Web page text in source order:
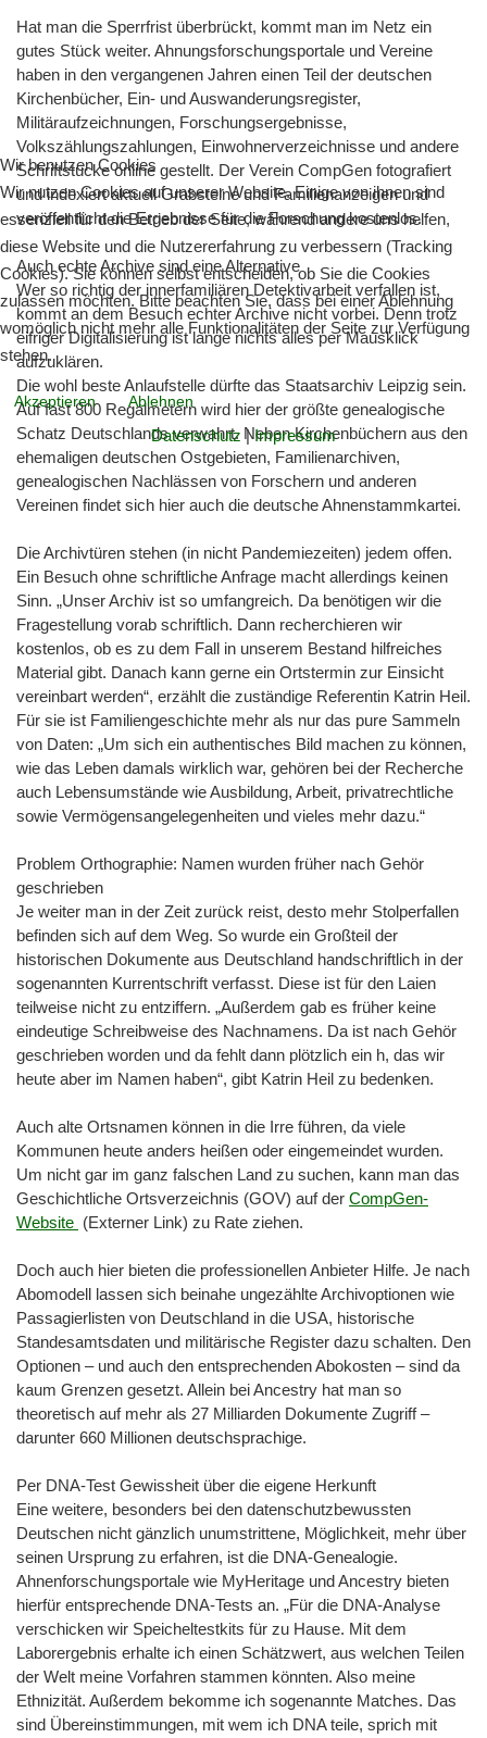
Hat man die Sperrfrist überbrückt, kommt man im Netz ein
gutes Stück weiter. Ahnungsforschungsportale und Vereine
haben in den vergangenen Jahren einen Teil der deutschen
Kirchenbücher, Ein- und Auswanderungsregister,
Militäraufzeichnungen, Forschungsergebnisse,
Volkszählungszahlungen, Einwohnerverzeichnisse und andere
Schriftstücke online gestellt. Der Verein CompGen fotografiert
und indexiert aktuell Grabsteine und Familienanzeigen und
veröffentlicht die Ergebnisse für die Forschung kostenlos.
Auch echte Archive sind eine Alternative
Wer so richtig der innerfamiliären Detektivarbeit verfallen ist,
kommt an dem Besuch echter Archive nicht vorbei. Denn trotz
eifriger Digitalisierung ist lange nichts alles per Mausklick
aufzuklären.
Die wohl beste Anlaufstelle dürfte das Staatsarchiv Leipzig sein.
Auf fast 800 Regalmetern wird hier der größte genealogische
Schatz Deutschlands verwahrt. Neben Kirchenbüchern aus den
ehemaligen deutschen Ostgebieten, Familienarchiven,
genealogischen Nachlässen von Forschern und anderen
Vereinen findet sich hier auch die deutsche Ahnenstammkartei.
Die Archivtüren stehen (in nicht Pandemiezeiten) jedem offen.
Ein Besuch ohne schriftliche Anfrage macht allerdings keinen
Sinn. „Unser Archiv ist so umfangreich. Da benötigen wir die
Fragestellung vorab schriftlich. Dann recherchieren wir
kostenlos, ob es zu dem Fall in unserem Bestand hilfreiches
Material gibt. Danach kann gerne ein Ortstermin zur Einsicht
vereinbart werden“, erzählt die zuständige Referentin Katrin Heil.
Für sie ist Familiengeschichte mehr als nur das pure Sammeln
von Daten: „Um sich ein authentisches Bild machen zu können,
wie das Leben damals wirklich war, gehören bei der Recherche
auch Lebensumstände wie Ausbildung, Arbeit, privatrechtliche
sowie Vermögensangelegenheiten und vieles mehr dazu.“
Problem Orthographie: Namen wurden früher nach Gehör
geschrieben
Je weiter man in der Zeit zurück reist, desto mehr Stolperfallen
befinden sich auf dem Weg. So wurde ein Großteil der
historischen Dokumente aus Deutschland handschriftlich in der
sogenannten Kurrentschrift verfasst. Diese ist für den Laien
teilweise nicht zu entziffern. „Außerdem gab es früher keine
eindeutige Schreibweise des Nachnamens. Da ist nach Gehör
geschrieben worden und da fehlt dann plötzlich ein h, das wir
heute aber im Namen haben“, gibt Katrin Heil zu bedenken.
Auch alte Ortsnamen können in die Irre führen, da viele
Kommunen heute anders heißen oder eingemeindet wurden.
Um nicht gar im ganz falschen Land zu suchen, kann man das
Geschichtliche Ortsverzeichnis (GOV) auf der CompGen-
Website (Externer Link) zu Rate ziehen.
Doch auch hier bieten die professionellen Anbieter Hilfe. Je nach
Abomodell lassen sich beinahe ungezählte Archivoptionen wie
Passagierlisten von Deutschland in die USA, historische
Standesamtsdaten und militärische Register dazu schalten. Den
Optionen – und auch den entsprechenden Abokosten – sind da
kaum Grenzen gesetzt. Allein bei Ancestry hat man so
theoretisch auf mehr als 27 Milliarden Dokumente Zugriff –
darunter 660 Millionen deutschsprachige.
Per DNA-Test Gewissheit über die eigene Herkunft
Eine weitere, besonders bei den datenschutzbewussten
Deutschen nicht gänzlich unumstrittene, Möglichkeit, mehr über
seinen Ursprung zu erfahren, ist die DNA-Genealogie.
Ahnenforschungsportale wie MyHeritage und Ancestry bieten
hierfür entsprechende DNA-Tests an. „Für die DNA-Analyse
verschicken wir Speicheltestkits für zu Hause. Mit dem
Laborergebnis erhalte ich einen Schätzwert, aus welchen Teilen
der Welt meine Vorfahren stammen könnten. Also meine
Ethnizität. Außerdem bekomme ich sogenannte Matches. Das
sind Übereinstimmungen, mit wem ich DNA teile, sprich mit
Wir benutzen Cookies
Wir nutzen Cookies auf unserer Website. Einige von ihnen sind
essenziell für den Betrieb der Seite, während andere uns helfen,
diese Website und die Nutzererfahrung zu verbessern (Tracking
Cookies). Sie können selbst entscheiden, ob Sie die Cookies
zulassen möchten. Bitte beachten Sie, dass bei einer Ablehnung
womöglich nicht mehr alle Funktionalitäten der Seite zur Verfügung
stehen.
Akzeptieren Ablehnen
Datenschutz |Impressum